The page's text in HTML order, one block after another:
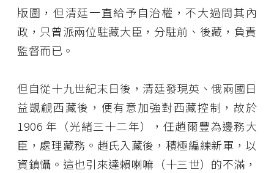
版圖，但清廷一直給予自治權，不大過問其內
政，只曾派兩位駐藏大臣，分駐前、後藏，負責
監督而已。
但自從十九世紀末日後，清廷發現英、俄兩國日
益覬覦西藏後，便有意加強對西藏控制，故於
1906 年（光緒三十二年），任趙爾豐為邊務大
臣，處理藏務。趙氏入藏後，積極編練新軍，以
資鎮懾。這也引來達賴喇嘛（十三世）的不滿，